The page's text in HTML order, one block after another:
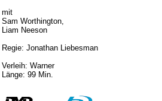
mit
Sam Worthington,
Liam Neeson
Regie: Jonathan Liebesman
Verleih: Warner
Länge: 99 Min.